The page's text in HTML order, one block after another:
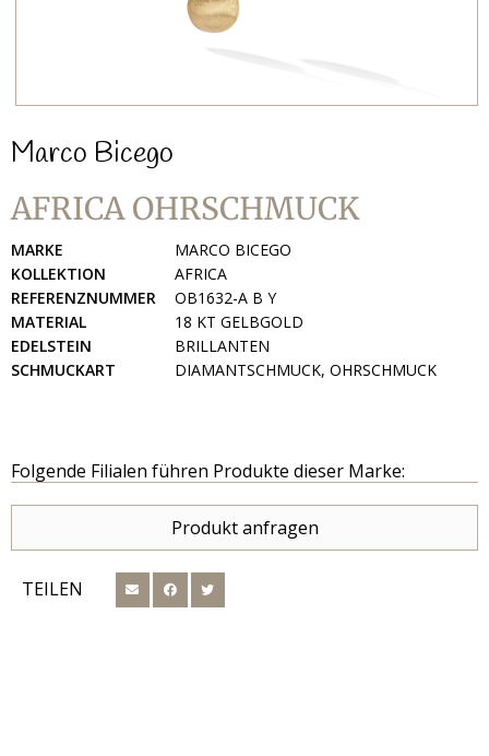
Marco Bicego
AFRICA OHRSCHMUCK
MARKE
MARCO BICEGO
KOLLEKTION
AFRICA
REFERENZNUMMER
OB1632-A B Y
MATERIAL
18 KT GELBGOLD
EDELSTEIN
BRILLANTEN
SCHMUCKART
DIAMANTSCHMUCK, OHRSCHMUCK
Folgende Filialen führen Produkte dieser Marke:
Produkt anfragen
TEILEN